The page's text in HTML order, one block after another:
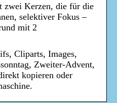
zwei Kerzen, die für die
selektiver Fokus –
mit 2
Cliparts, Images,
Zweiter-Advent,
kopieren oder